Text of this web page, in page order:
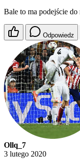
Bale to ma podejście
Odpowiedz
Ollq_7
3 lutego 2020